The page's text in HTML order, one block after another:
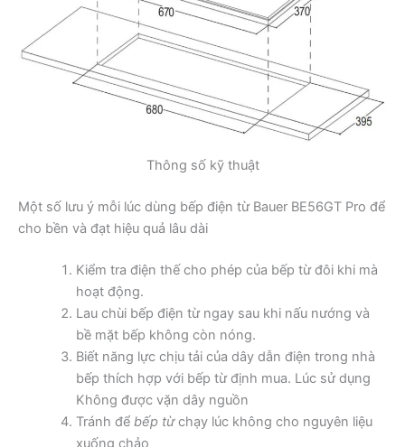
Thông số kỹ thuật
Một số lưu ý mỗi lúc dùng bếp điện từ Bauer BE56GT Pro để
cho bền và đạt hiệu quả lâu dài
Kiểm tra điện thế cho phép của bếp từ đôi khi mà
hoạt động.
Lau chùi bếp điện từ ngay sau khi nấu nướng và
bề mặt bếp không còn nóng.
Biết năng lực chịu tải của dây dẫn điện trong nhà
bếp thích hợp với bếp từ định mua. Lúc sử dụng
Không được vặn dây nguồn
Tránh để bếp từchạy lúc không cho nguyên liệu
xuống chảo